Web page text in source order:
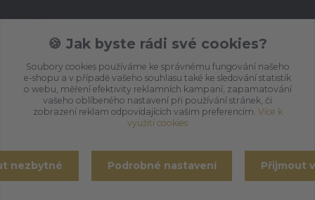
+420 737 613 735
(Po-Pá 9:30-18:00 hod.)
umbragon@email.cz
🍪 Jak byste rádi své cookies?
Soubory cookies používáme ke správnému fungování našeho
e-shopu a v případě vašeho souhlasu také ke sledování statistik
o webu, měření efektivity reklamních kampaní, zapamatování
vašeho oblíbeného nastavení při používání stránek, či
zobrazení reklam odpovídajících vašim preferencím. Více k
využití cookies
nezbytné Podrobné nastavení Přijmout